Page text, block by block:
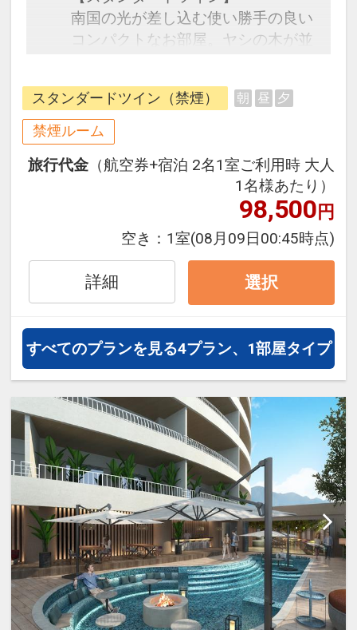
南国の光が差し込む使い勝手の良い
コンパクトなお部屋。ヤシの木が並
す。
☆宿泊者特典☆
・系列ホテルマハイナの大浴場利
用 通常￥1,000→￥500
・屋外プール滞在中利用可 ※季節
・系列ホテル間の無料シャトルバス
海⇔アラマハイナ⇔マハイナ
スタンダードツイン（禁煙） 朝 昼 夕
禁煙ルーム
旅行代金 （航空券+宿泊 2名1室ご利用時 大人
1名様あたり）
98,500円
空き： 1室(08月09日00:45時点)
詳細 選択
すべてのプランを見る4プラン、1部屋タイプ